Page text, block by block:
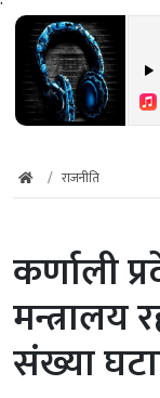
राजनीति
कर्णाली
मन्त्रालय
संख्या